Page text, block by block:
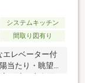
システムキッチン
間取り図有り
エレベーター付
当たり・眺望